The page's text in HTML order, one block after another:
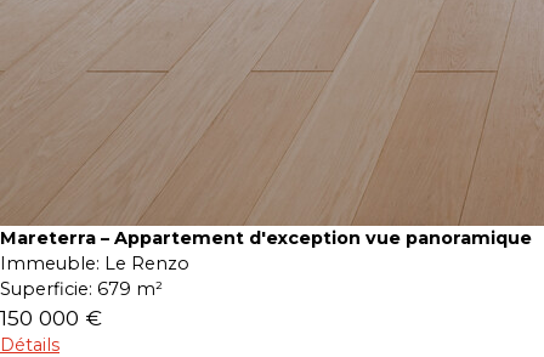
Mareterra – Appartement d'exception vue panoramique
Immeuble: Le Renzo
Superficie: 679 m²
150 000 €
Détails